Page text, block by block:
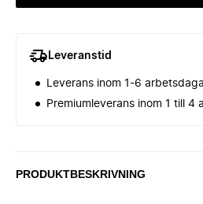
Leveranstid
Leverans inom 1-6
Premiumleverans inom 1 till 4
PRODUKTBESKRIVNING